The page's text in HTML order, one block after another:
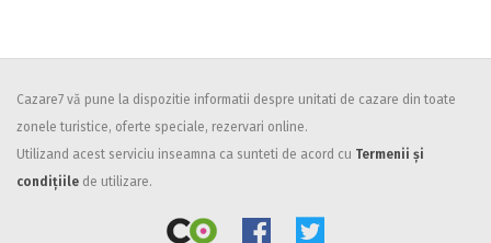
Facilități
Internet wireless
Parcare
Cazare7 vă pune la dispozitie informatii despre unitati de cazare din toate
zonele turistice, oferte speciale, rezervari online.
Utilizand acest serviciu inseamna ca sunteti de acord cu Termenii și
condițiile de utilizare.